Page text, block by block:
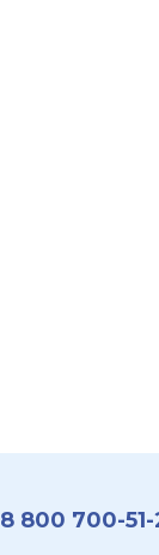
8 800 700-51-